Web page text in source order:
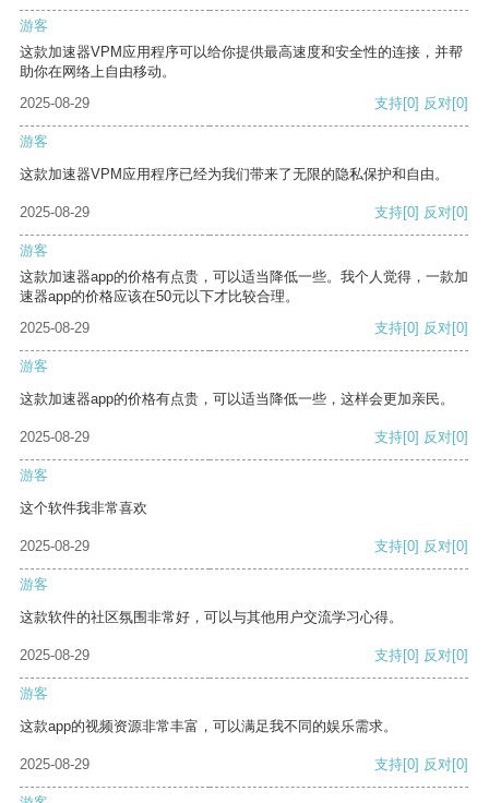
游客
这款加速器VPM应用程序可以给你提供最高速度和安全性的连接，并帮
助你在网络上自由移动。
2025-08-29
支持[0] 反对[0]
游客
这款加速器VPM应用程序已经为我们带来了无限的隐私保护和自由。
2025-08-29 支持[0] 反对[0]
游客
这款加速器app的价格有点贵，可以适当降低一些。我个人觉得，一款加
速器app的价格应该在50元以下才比较合理。
2025-08-29
支持[0] 反对[0]
游客
这款加速器app的价格有点贵，可以适当降低一些，这样会更加亲民。
2025-08-29 支持[0] 反对[0]
游客
这个软件我非常喜欢
2025-08-29 支持[0] 反对[0]
游客
这款软件的社区氛围非常好，可以与其他用户交流学习心得。
2025-08-29 支持[0] 反对[0]
游客
这款app的视频资源非常丰富，可以满足我不同的娱乐需求。
2025-08-29 支持[0] 反对[0]